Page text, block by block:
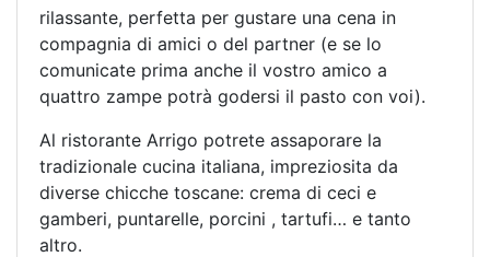
rilassante, perfetta per gustare una cena in
compagnia di amici o del partner (e se lo
comunicate prima anche il vostro amico a
quattro zampe potrà godersi il pasto con voi).
Al ristorante Arrigo potrete assaporare la
tradizionale cucina italiana, impreziosita da
diverse chicche toscane: crema di ceci e
gamberi, puntarelle, porcini , tartufi… e tanto
altro.